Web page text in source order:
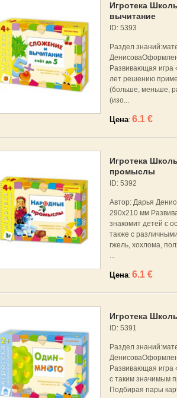
Игротека
вычитание
ID: 5393
Раздел
Развивающая игра
лет решению
(больше, меньше,
(изо...
Цена: 6.1 €
Игротека
промыслы
ID: 5392
Автор: Дарья
290x210 мм
знакомит детей с
также с
гжель, хохлома,
...
Цена: 6.1 €
Игротека
ID: 5391
Раздел
Развивающая игра
с таким значимым
Подбирая пары